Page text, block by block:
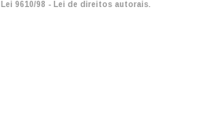
Lei 9610/98 - Lei de direitos autorais.